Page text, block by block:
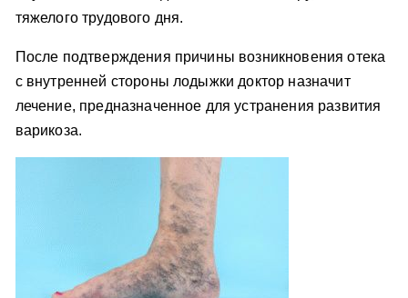
тяжелого трудового дня.
После подтверждения причины возникновения отека
с внутренней стороны лодыжки доктор назначит
лечение, предназначенное для устранения развития
варикоза.